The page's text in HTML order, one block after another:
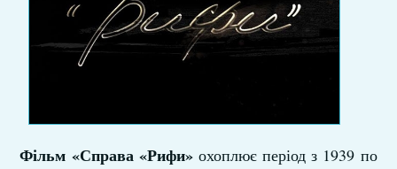
Фільм «Справа «Рифи»охоплює період з 1939 по